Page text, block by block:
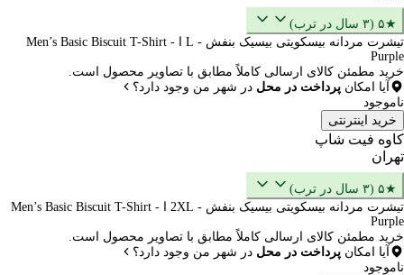
★۵ (۳ سال در ترب)
تیشرت مردانه بیسکویتی بیسیک بنفش - L ا Men’s Basic Biscuit T-Shirt -
Purple
خرید مطمئن کالای ارسالی کاملاً مطابق با تصاویر محصول است.
آیا امکان پرداخت در محل در شهر من وجود دارد؟
ناموجود
خرید اینترنتی
کاوه فیت شاپ
تهران
★۵ (۳ سال در ترب)
تیشرت مردانه بیسکویتی بیسیک بنفش - 2XL ا Men’s Basic Biscuit T-Shirt -
Purple
خرید مطمئن کالای ارسالی کاملاً مطابق با تصاویر محصول است.
آیا امکان پرداخت در محل در شهر من وجود دارد؟
ناموجود